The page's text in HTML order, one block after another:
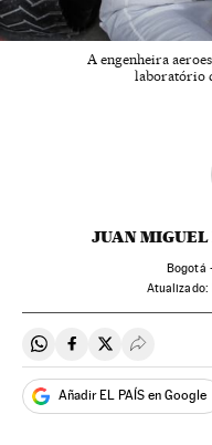
A engenheira
laboratório
JUAN
Bogotá
atualizado:
Compartir en Whatsapp
Compartir en
Compartir en
Añadir EL PAÍS en Google